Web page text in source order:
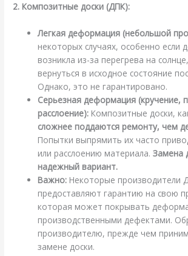
2. Композитные доски (ДПК):
Легкая деформация (небольшой
некоторых случаях, особенно если
возникла из-за перегрева на
вернуться в исходное состояние
Однако, это не гарантировано.
Серьезная деформация (кручение,
расслоение): Композитные доски,
сложнее поддаются ремонту, чем
Попытки выпрямить их часто
или расслоению материала.Замена
надежный вариант.
Важно: Некоторые производители
предоставляют гарантию на свою
которая может покрывать
производственными дефектами.
производителю, прежде чем
замене доски.